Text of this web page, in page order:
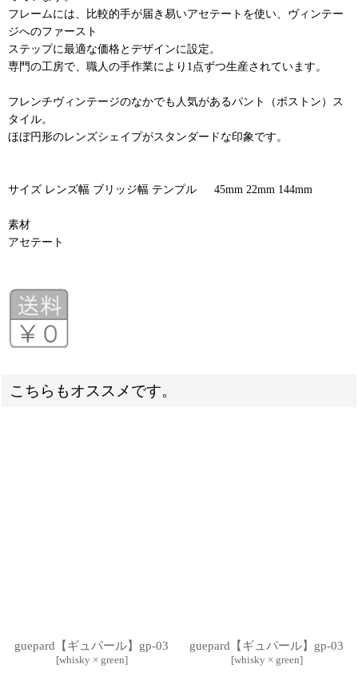
フレームには、比較的手が届き易いアセテートを使い、ヴィンテー
ジへのファースト
ステップに最適な価格とデザインに設定。
専門の工房で、職人の手作業により1点ずつ生産されています。
フレンチヴィンテージのなかでも人気があるパント（ボストン）ス
タイル。
ほぼ円形のレンズシェイプがスタンダードな印象です。
サイズ レンズ幅 ブリッジ幅 テンプル 45mm 22mm 144mm
素材
アセテート
こちらもオススメです。
guepard【ギュパール】gp-03
[whisky × green]
guepard【ギュパール】gp-03
[whisky × green]